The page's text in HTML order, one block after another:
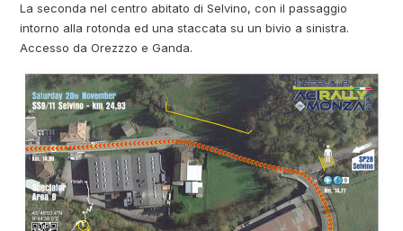
La seconda nel centro abitato di Selvino, con il passaggio
intorno alla rotonda ed una staccata su un bivio a sinistra.
Accesso da Orezzzo e Ganda.